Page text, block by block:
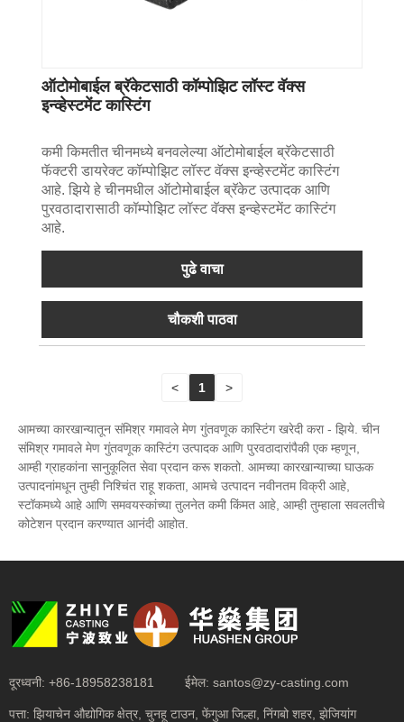
ऑटोमोबाईल ब्रॅकेटसाठी कॉम्पोझिट लॉस्ट वॅक्स
इन्व्हेस्टमेंट कास्टिंग
कमी किमतीत चीनमध्ये बनवलेल्या ऑटोमोबाईल ब्रॅकेटसाठी
फॅक्टरी डायरेक्ट कॉम्पोझिट लॉस्ट वॅक्स इन्व्हेस्टमेंट कास्टिंग
आहे. झिये हे चीनमधील ऑटोमोबाईल ब्रॅकेट उत्पादक आणि
पुरवठादारासाठी कॉम्पोझिट लॉस्ट वॅक्स इन्व्हेस्टमेंट कास्टिंग
आहे.
पुढे वाचा
चौकशी पाठवा
< 1 >
आमच्या कारखान्यातून संमिश्र गमावले मेण गुंतवणूक कास्टिंग खरेदी करा - झिये. चीन
संमिश्र गमावले मेण गुंतवणूक कास्टिंग उत्पादक आणि पुरवठादारांपैकी एक म्हणून,
आम्ही ग्राहकांना सानुकूलित सेवा प्रदान करू शकतो. आमच्या कारखान्याच्या घाऊक
उत्पादनांमधून तुम्ही निश्चिंत राहू शकता, आमचे उत्पादन नवीनतम विक्री आहे,
स्टॉकमध्ये आहे आणि समवयस्कांच्या तुलनेत कमी किंमत आहे, आम्ही तुम्हाला सवलतीचे
कोटेशन प्रदान करण्यात आनंदी आहोत.
दूरध्वनी: +86-18958238181 ईमेल: santos@zy-casting.com
पत्ता: झियाचेन औद्योगिक क्षेत्र, चुनहू टाउन, फेंगुआ जिल्हा, निंगबो शहर, झेजियांग